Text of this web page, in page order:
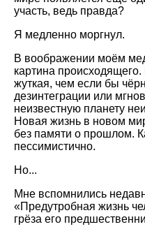
участь, ведь правда?
Я медленно моргнул.
В воображении моём
картина
жуткая, чем если бы
дезинтеграции или
неизвестную планету
Новая жизнь в новом
без памяти о прошлом.
пессимистично.
Но...
Мне вспомнились
«Предутробная жизнь
грёза его